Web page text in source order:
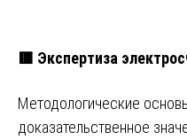
🟥 Экспертиза
Методологические
доказательственное